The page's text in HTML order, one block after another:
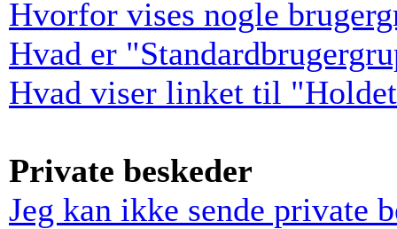
Hvorfor vises nogle
Hvad er
Hvad viser linket til
Private beskeder
Jeg kan ikke sende private